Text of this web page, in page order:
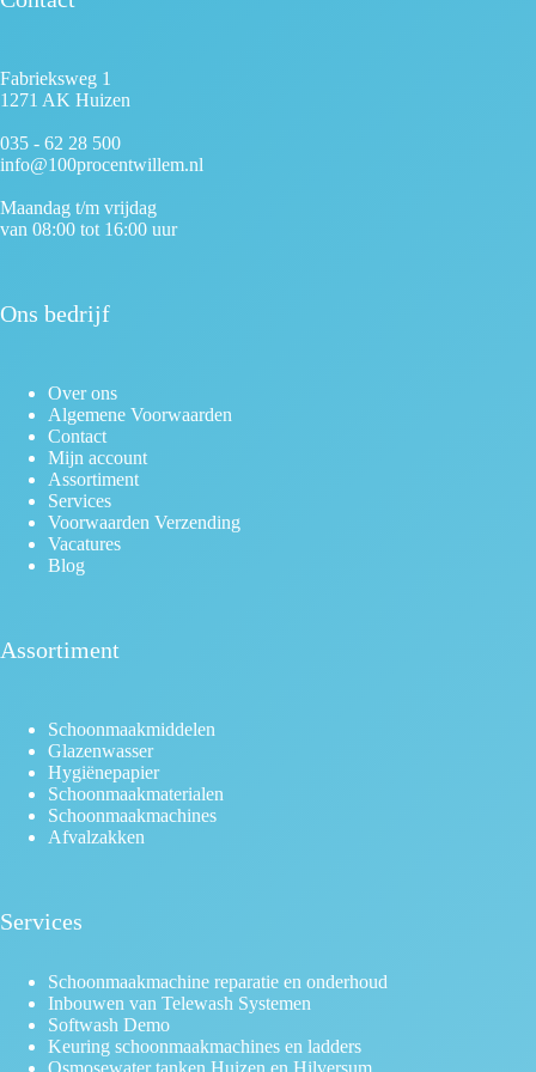
Fabrieksweg 1
1271 AK Huizen
035 - 62 28 500
info@100procentwillem.nl
Maandag t/m vrijdag
van 08:00 tot 16:00 uur
Ons bedrijf
Over ons
Algemene Voorwaarden
Contact
Mijn account
Assortiment
Services
Voorwaarden Verzending
Vacatures
Blog
Assortiment
Schoonmaakmiddelen
Glazenwasser
Hygiënepapier
Schoonmaakmaterialen
Schoonmaakmachines
Afvalzakken
Services
Schoonmaakmachine reparatie en onderhoud
Inbouwen van Telewash Systemen
Softwash Demo
Keuring schoonmaakmachines en ladders
Osmosewater tanken Huizen en Hilversum